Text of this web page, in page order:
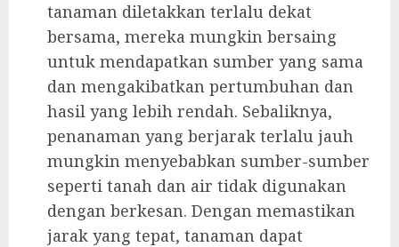
tanaman diletakkan terlalu dekat
bersama, mereka mungkin bersaing
untuk mendapatkan sumber yang sama
dan mengakibatkan pertumbuhan dan
hasil yang lebih rendah. Sebaliknya,
penanaman yang berjarak terlalu jauh
mungkin menyebabkan sumber-sumber
seperti tanah dan air tidak digunakan
dengan berkesan. Dengan memastikan
jarak yang tepat, tanaman dapat